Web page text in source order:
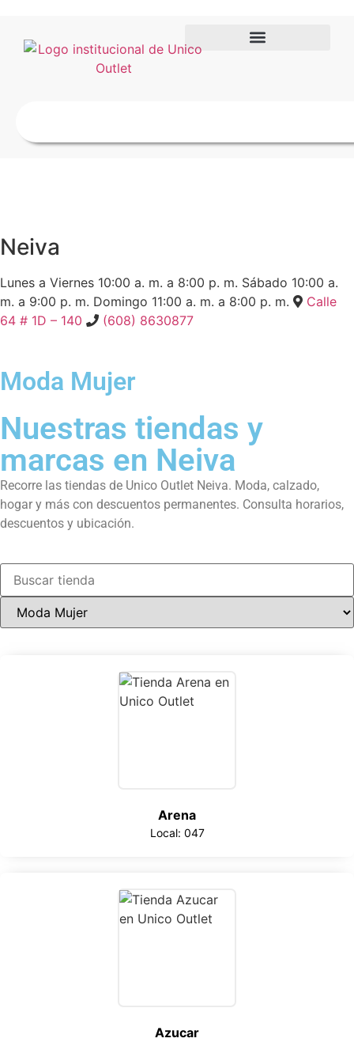
Neiva
Lunes a Viernes 10:00 a. m. a 8:00 p. m. Sábado 10:00 a.
m. a 9:00 p. m. Domingo 11:00 a. m. a 8:00 p. m.
Calle
64 # 1D – 140
(608) 8630877
Moda Mujer
Nuestras tiendas y
marcas en Neiva
Recorre las tiendas de Unico Outlet Neiva. Moda, calzado,
hogar y más con descuentos permanentes. Consulta horarios,
descuentos y ubicación.
Arena
Local: 047
Azucar